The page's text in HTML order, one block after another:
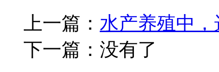
上一篇： 水产养殖中
下一篇：没有了